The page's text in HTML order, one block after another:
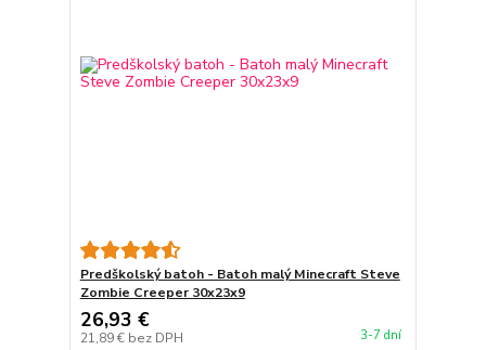
Predškolský batoh - Batoh malý Minecraft Steve
Zombie Creeper 30x23x9
26,93 €
21,89 € bez DPH 3-7 dní